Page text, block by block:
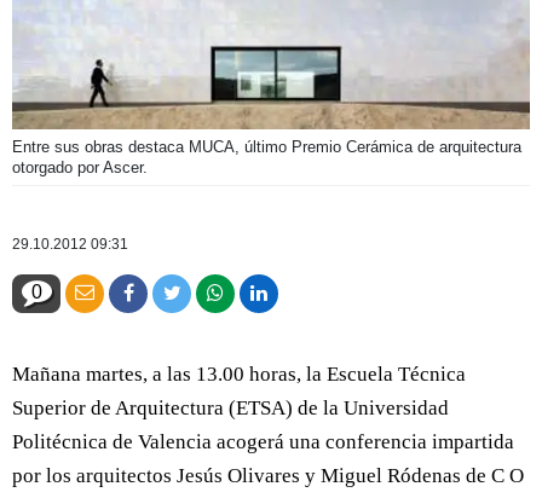
Entre sus obras destaca MUCA, último Premio Cerámica de arquitectura
otorgado por Ascer.
29.10.2012 09:31
0
Mañana martes, a las 13.00 horas, la Escuela Técnica
Superior de Arquitectura (ETSA) de la Universidad
Politécnica de Valencia acogerá una conferencia impartida
por los arquitectos Jesús Olivares y Miguel Ródenas de C O